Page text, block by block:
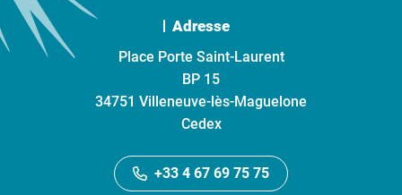
Adresse
Place Porte Saint-Laurent
BP 15
34751 Villeneuve-lès-Maguelone
Cedex
+33 4 67 69 75 75